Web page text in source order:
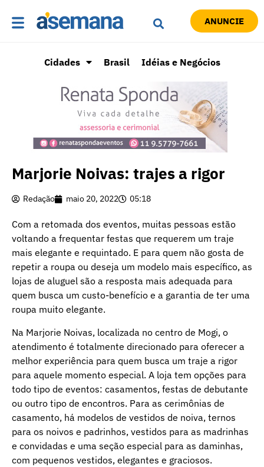
ANUNCIE
Cidades Brasil Idéias e Negócios
Marjorie Noivas: trajes a rigor
Redação maio 20, 2022 05:18
Com a retomada dos eventos, muitas pessoas estão
voltando a frequentar festas que requerem um traje
mais elegante e requintado. E para quem não gosta de
repetir a roupa ou deseja um modelo mais específico, as
lojas de aluguel são a resposta mais adequada para
quem busca um custo-benefício e a garantia de ter uma
roupa muito elegante.
Na Marjorie Noivas, localizada no centro de Mogi, o
atendimento é totalmente direcionado para oferecer a
melhor experiência para quem busca um traje a rigor
para aquele momento especial. A loja tem opções para
todo tipo de eventos: casamentos, festas de debutante
ou outro tipo de encontros. Para as cerimônias de
casamento, há modelos de vestidos de noiva, ternos
para os noivos e padrinhos, vestidos para as madrinhas
e convidadas e uma seção especial para as daminhas,
com pequenos vestidos, elegantes e graciosos.